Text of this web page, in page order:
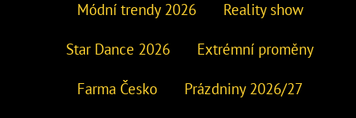
Módní trendy 2026 Reality show
Star Dance 2026 Extrémní proměny
Farma Česko Prázdniny 2026/27